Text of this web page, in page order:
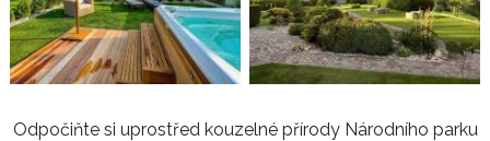
Odpočiňte si uprostřed kouzelné přírody Národního parku